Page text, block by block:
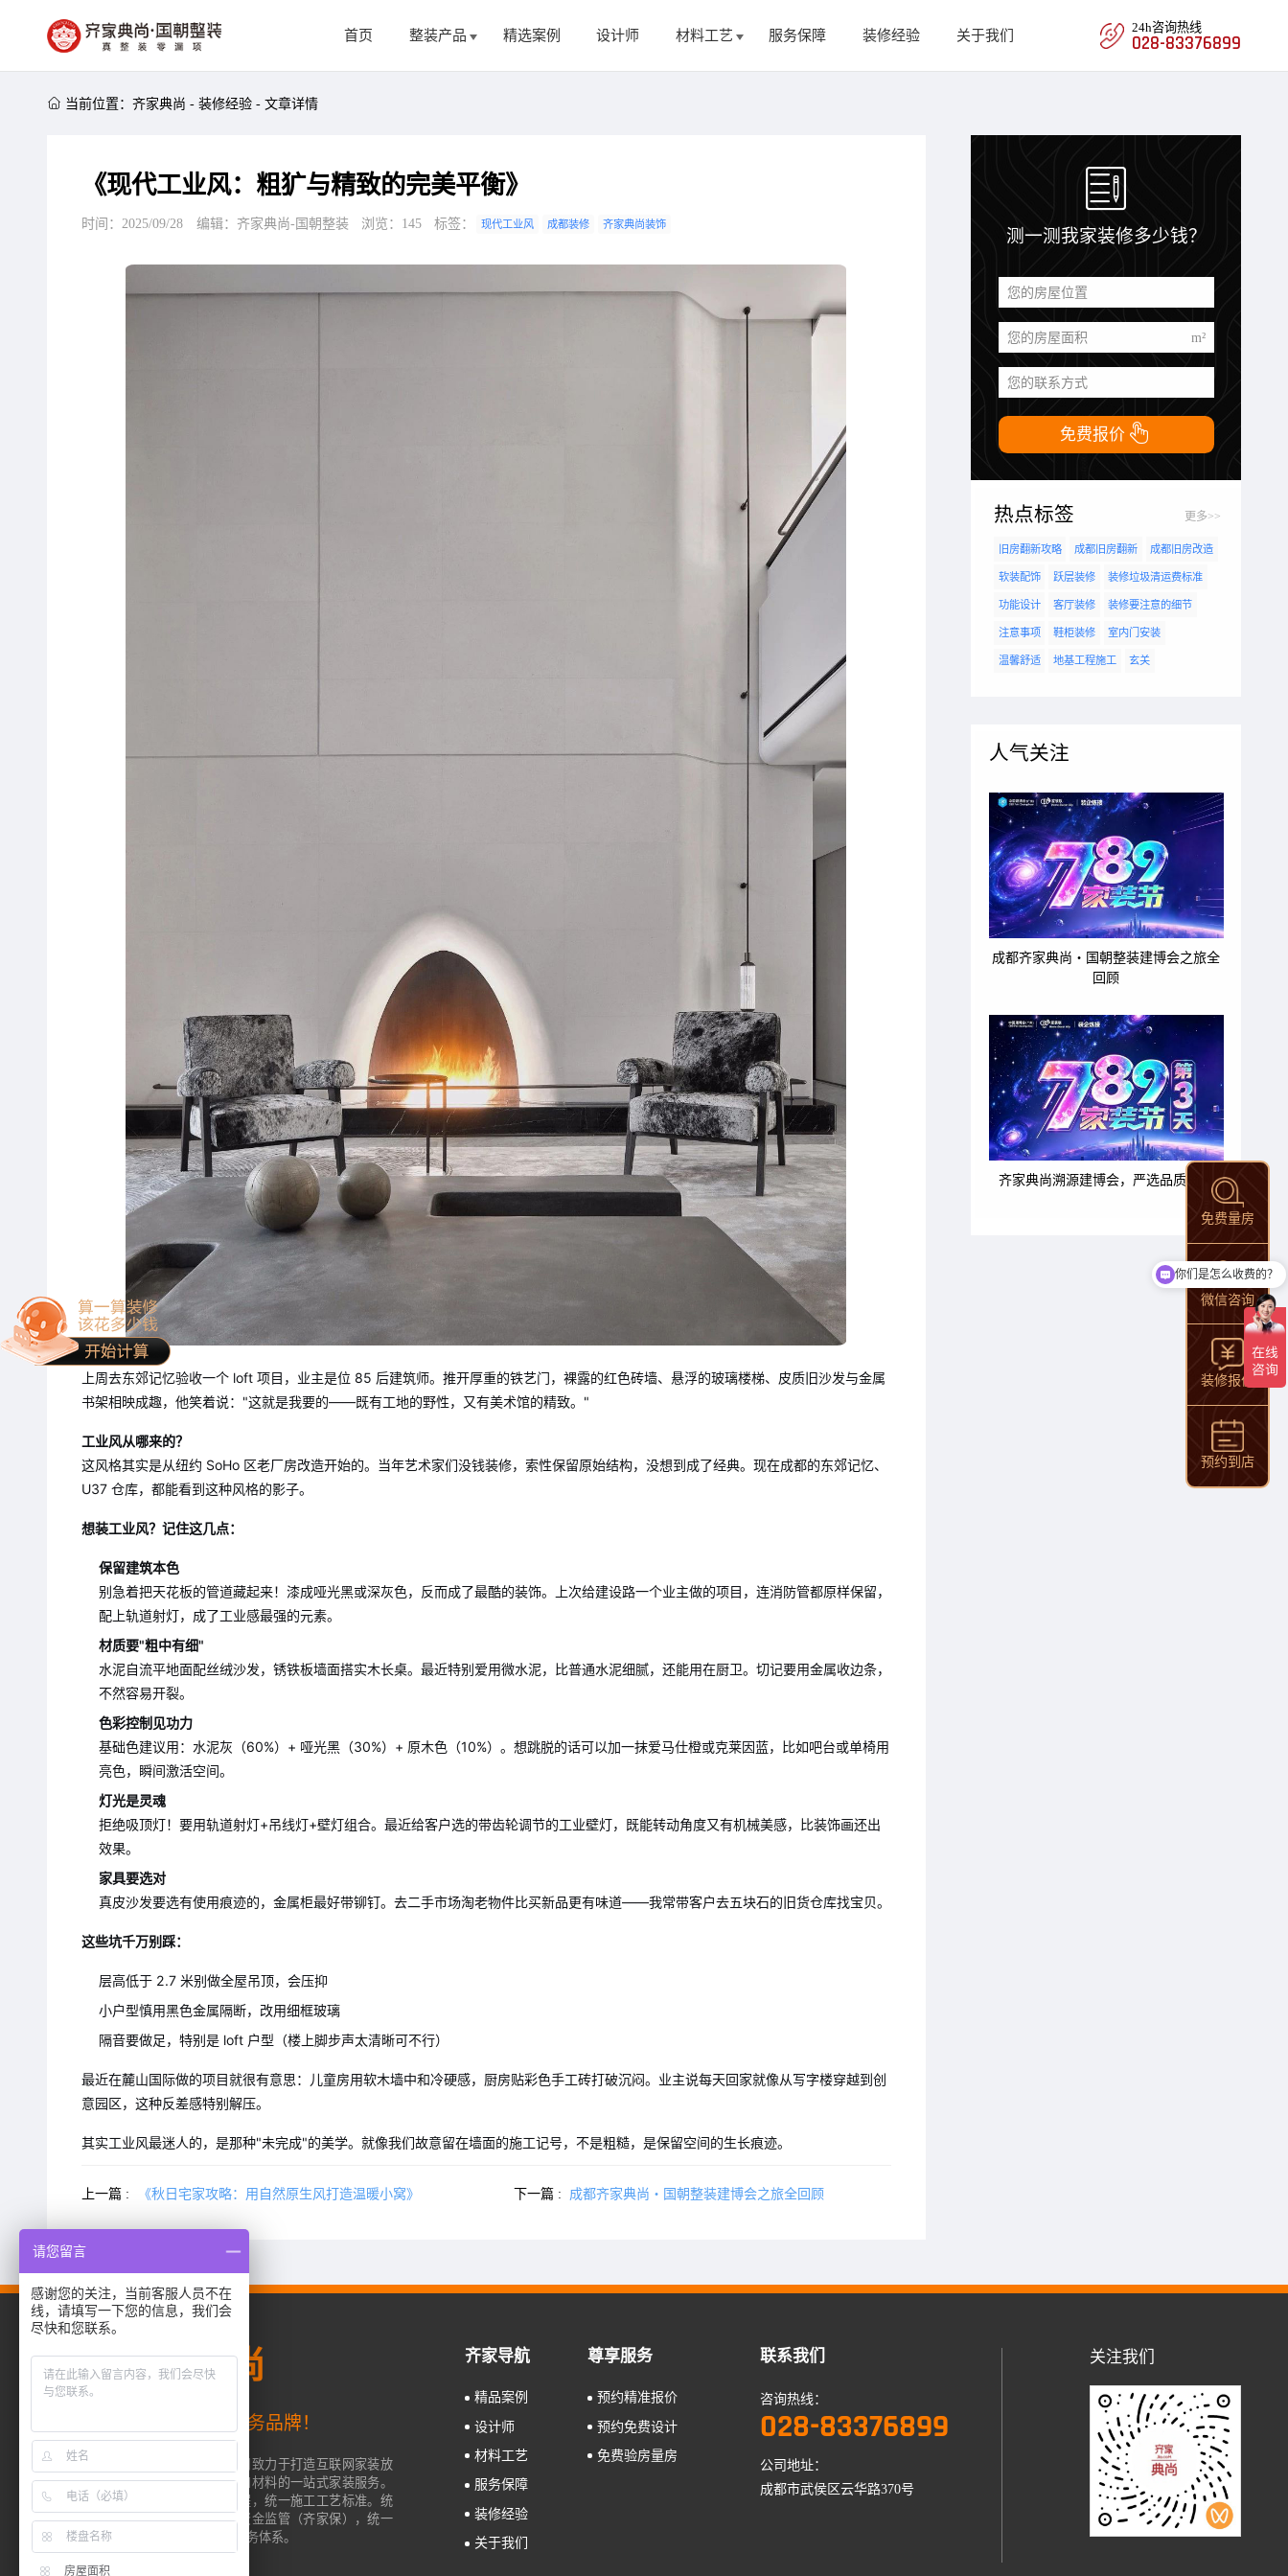
首页 整装产品 精选案例 设计师 材料工艺 服务保障 装修经验 关于我们
24h咨询热线
028-83376899
 当前位置： 齐家典尚 - 装修经验 -文章详情
《现代工业风：粗犷与精致的完美平衡》
时间：2025/09/28 编辑：齐家典尚-国朝整装 浏览： 145 标签： 现代工业风 成都装修 齐家典尚装饰
上周去东郊记忆验收一个 loft 项目，业主是位 85 后建筑师。推开厚重的铁艺门，裸露的红色砖墙、悬浮的玻璃楼梯、皮质旧沙发与金属
书架相映成趣，他笑着说："这就是我要的——既有工地的野性，又有美术馆的精致。"
工业风从哪来的？
这风格其实是从纽约 SoHo 区老厂房改造开始的。当年艺术家们没钱装修，索性保留原始结构，没想到成了经典。现在成都的东郊记忆、
U37 仓库，都能看到这种风格的影子。
想装工业风？记住这几点：
保留建筑本色
别急着把天花板的管道藏起来！漆成哑光黑或深灰色，反而成了最酷的装饰。上次给建设路一个业主做的项目，连消防管都原样保留，
配上轨道射灯，成了工业感最强的元素。
材质要"粗中有细"
水泥自流平地面配丝绒沙发，锈铁板墙面搭实木长桌。最近特别爱用微水泥，比普通水泥细腻，还能用在厨卫。切记要用金属收边条，
不然容易开裂。
色彩控制见功力
基础色建议用：水泥灰（60%）+ 哑光黑（30%）+ 原木色（10%）。想跳脱的话可以加一抹爱马仕橙或克莱因蓝，比如吧台或单椅用
亮色，瞬间激活空间。
灯光是灵魂
拒绝吸顶灯！要用轨道射灯+吊线灯+壁灯组合。最近给客户选的带齿轮调节的工业壁灯，既能转动角度又有机械美感，比装饰画还出
效果。
家具要选对
真皮沙发要选有使用痕迹的，金属柜最好带铆钉。去二手市场淘老物件比买新品更有味道——我常带客户去五块石的旧货仓库找宝贝。
这些坑千万别踩：
层高低于 2.7 米别做全屋吊顶，会压抑
小户型慎用黑色金属隔断，改用细框玻璃
隔音要做足，特别是 loft 户型（楼上脚步声太清晰可不行）
最近在麓山国际做的项目就很有意思：儿童房用软木墙中和冷硬感，厨房贴彩色手工砖打破沉闷。业主说每天回家就像从写字楼穿越到创
意园区，这种反差感特别解压。
其实工业风最迷人的，是那种"未完成"的美学。就像我们故意留在墙面的施工记号，不是粗糙，是保留空间的生长痕迹。
上一篇 : 《秋日宅家攻略：用自然原生风打造温暖小窝》 下一篇 : 成都齐家典尚・国朝整装建博会之旅全回顾

测一测我家装修多少钱？
您的房屋位置
您的房屋面积 m²
您的联系方式
免费报价 
热点标签
旧房翻新攻略 成都旧房翻新 成都旧房改造
软装配饰 跃层装修 装修垃圾清运费标准
功能设计 客厅装修 装修要注意的细节
注意事项 鞋柜装修 室内门安装
温馨舒适 地基工程施工 玄关
更多>>
人气关注
成都齐家典尚・国朝整装建博会之旅全
回顾
齐家典尚溯源建博会，严选品质家装
成都齐家典尚
齐家网旗下一站式整装服务品牌！
齐家典尚（成都）装修工程有限公司致力于打造互联网家装放
心品牌，为用户提供从设计、施工和材料的一站式家装服务。
齐家典尚使用齐家网标准的服务流程，统一施工工艺标准。统
一工地监管，统一正品材料，统一资金监管（齐家保），统一
产品价格，同时建立了完善的售后服务体系。
齐家导航
精品案例
设计师
材料工艺
服务保障
装修经验
关于我们
尊享服务
预约精准报价
预约免费设计
免费验房量房
联系我们
咨询热线：
028-83376899
公司地址：
成都市武侯区云华路370号
关注我们
免费量房
微信咨询
装修报价
预约到店
现在有优惠活动吗？
请您留言
感谢您的关注，当前客服人员不在
线，请填写一下您的信息，我们会
尽快和您联系。
房屋面积